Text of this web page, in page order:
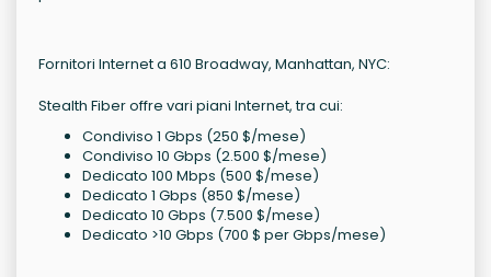
Fornitori Internet a 610 Broadway, Manhattan, NYC:
Stealth Fiber offre vari piani Internet, tra cui:
Condiviso 1 Gbps (250 $/mese)
Condiviso 10 Gbps (2.500 $/mese)
Dedicato 100 Mbps (500 $/mese)
Dedicato 1 Gbps (850 $/mese)
Dedicato 10 Gbps (7.500 $/mese)
Dedicato >10 Gbps (700 $ per Gbps/mese)